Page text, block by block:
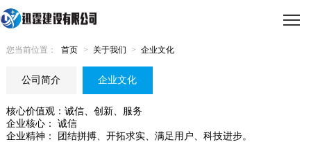
您当前位置： 首页 > 关于我们 > 企业文化
公司简介 企业文化
核心价值观：诚信、创新、服务
企业核心： 诚信
企业精神： 团结拼搏、开拓求实、满足用户、科技进步。